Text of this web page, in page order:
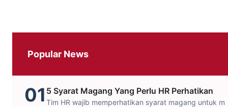
Popular News
01 5 Syarat Magang Yang Perlu HR Perhatikan
Tim HR wajib memperhatikan syarat magang untuk m